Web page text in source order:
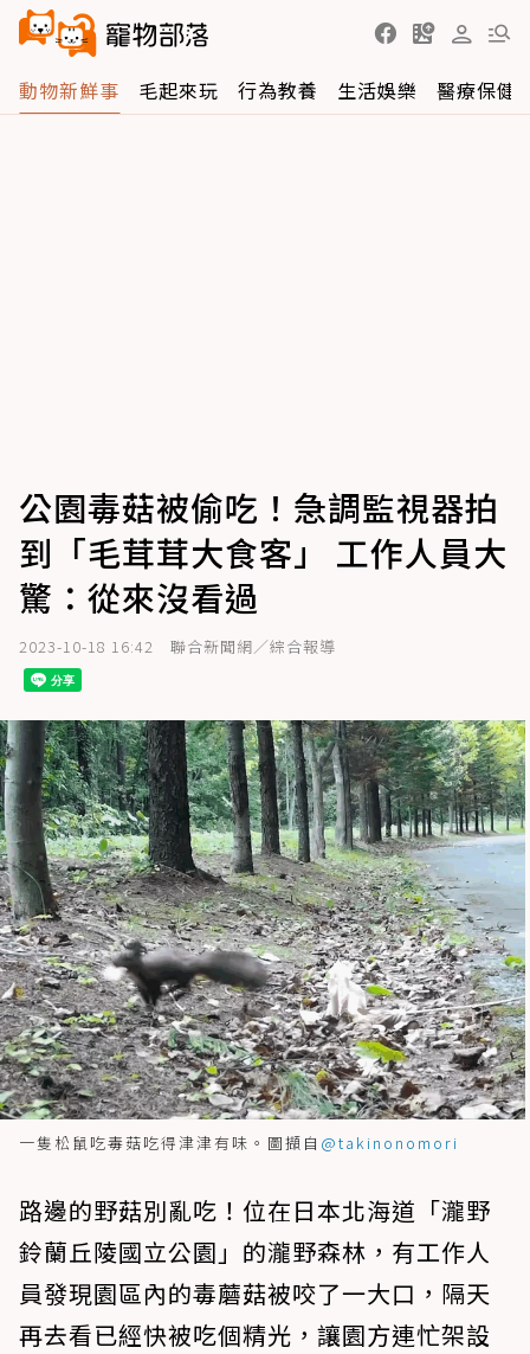
動物新鮮事 毛起來玩 行為教養 生活娛樂 醫療保健
公園毒菇被偷吃！急調監視器拍
到「毛茸茸大食客」 工作人員大
驚：從來沒看過
2023-10-18 16:42 聯合新聞網／綜合報導
一隻松鼠吃毒菇吃得津津有味。圖擷自 @takinonomori
路邊的野菇別亂吃！位在日本北海道「瀧野
鈴蘭丘陵國立公園」的瀧野森林，有工作人
員發現園區內的毒蘑菇被咬了一大口，隔天
再去看已經快被吃個精光，讓園方連忙架設